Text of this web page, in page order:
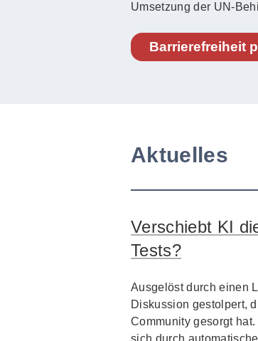
Umsetzung der UN-
Barrierefreiheit
Aktuelles
Verschiebt KI
Tests?
Ausgelöst durch einen
Diskussion gestolpert,
Community gesorgt